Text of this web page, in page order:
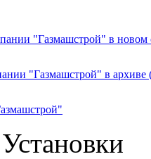
"Газмашстрой" в
"Газмашстрой" в архиве